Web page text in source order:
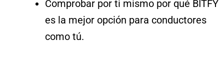
Comprobar por ti mismo por qué BITFY
es la mejor opción para conductores
como tú.